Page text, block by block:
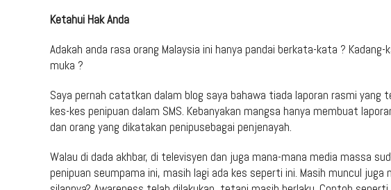
Ketahui Hak Anda
Adakah anda rasa orang Malaysia ini hanya pandai berkata-kata ?
muka ?
Saya pernah catatkan dalam blog saya bahawa tiada laporan rasmi yang
kes-kes penipuan dalam SMS. Kebanyakan mangsa hanya membuat
dan orang yang dikatakan penipusebagai penjenayah.
Walau di dada akhbar, di televisyen dan juga mana-mana media massa
penipuan seumpama ini, masih lagi ada kes seperti ini. Masih muncul juga